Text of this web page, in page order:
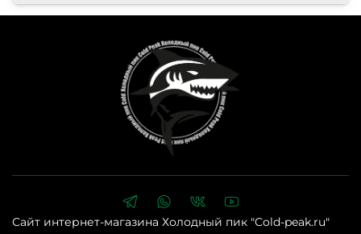
Сайт интернет-магазина Холодный пик "Cold-peak.ru"